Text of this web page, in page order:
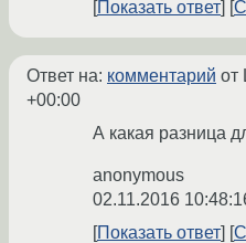
Показать ответ
Ответ на: комментарий от
+00:00
А какая разница
anonymous
02.11.2016
Показать ответ